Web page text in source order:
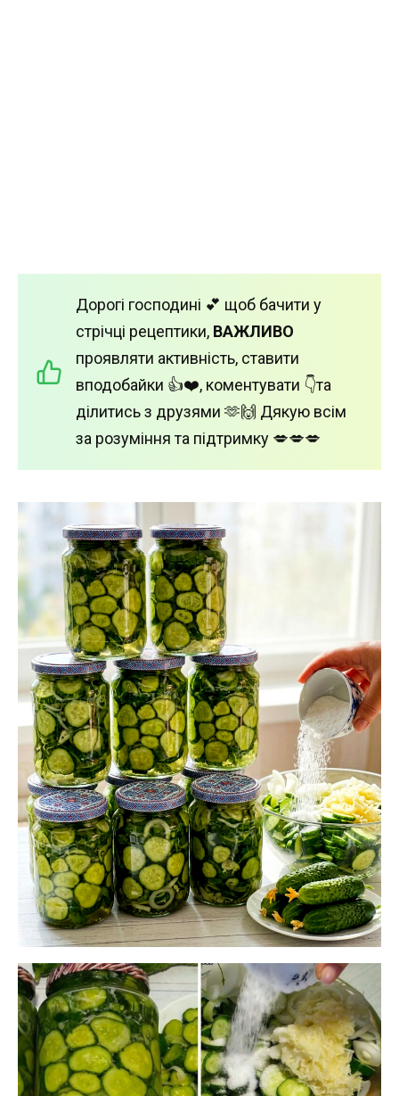
Дорогі господині 💕 щоб бачити у
стрічці рецептики, ВАЖЛИВО
проявляти активність, ставити
вподобайки 👍❤️, коментувати 👇та
ділитись з друзями 🫶🙌 Дякую всім
за розуміння та підтримку 💋💋💋